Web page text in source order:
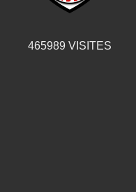
465989 VISITES